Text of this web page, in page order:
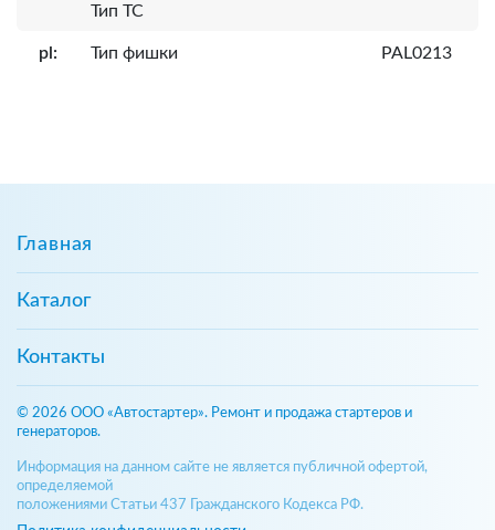
Тип ТС
pl: Тип фишки PAL0213
Главная
Каталог
Контакты
© 2026 ООО «Автостартер». Ремонт и продажа стартеров и
генераторов.
Информация на данном сайте не является публичной офертой,
определяемой
положениями Статьи 437 Гражданского Кодекса РФ.